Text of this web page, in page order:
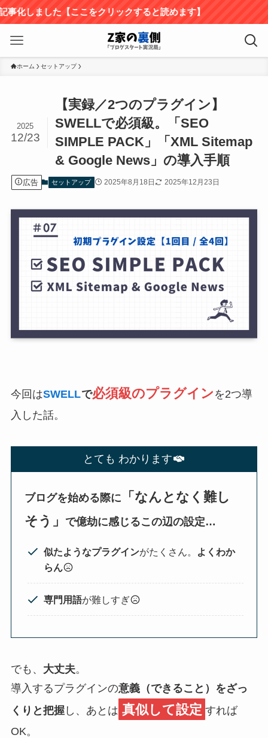
【ここをクリックすると読めます】
ホーム セットアップ
【実録／2つのプラグイン】
SWELLで必須級。「SEO
SIMPLE PACK」「XML Sitemap
& Google News」の導入手順
2025
12/23
広告 セットアップ 2025年8月18日 2025年12月23日
今回はSWELLで必須級のプラグイン を2つ導
入した話。
とても わかります
ブログを始める際に
「なんとなく難し
そう」
で億劫に感じるこの辺の設定…
似たようなプラグインがたくさん。
よくわか
らん
専門用語が難しすぎ
でも、 大丈夫。
導入するプラグインの意義（できること）をざっ
くりと把握し、あとは 真似して設定 すれば
OK。